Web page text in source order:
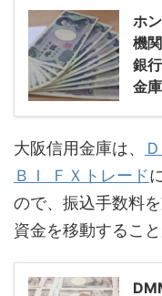
ホ
機
銀
金
大阪信用金庫は、
ＢＩ ＦＸトレード
ので、振込手数料
資金を移動すること